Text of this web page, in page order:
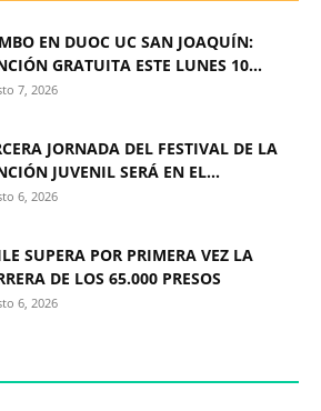
EN DUOC UC SAN JOAQUÍN:
GRATUITA ESTE LUNES 10...
7, 2026
JORNADA DEL FESTIVAL DE LA
JUVENIL SERÁ EN EL...
6, 2026
SUPERA POR PRIMERA VEZ LA
DE LOS 65.000 PRESOS
6, 2026